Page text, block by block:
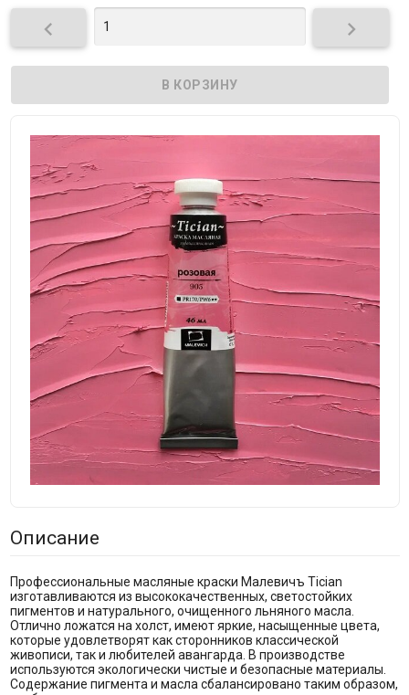
 
Описание
Профессиональные масляные краски Малевичъ Tician
изготавливаются из высококачественных, светостойких
пигментов и натурального, очищенного льняного масла.
Отлично ложатся на холст, имеют яркие, насыщенные цвета,
которые удовлетворят как сторонников классической
живописи, так и любителей авангарда. В производстве
используются экологически чистые и безопасные материалы.
Содержание пигмента и масла сбалансировано таким образом,